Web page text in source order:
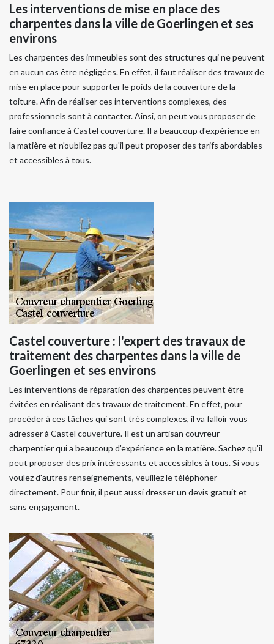
Les interventions de mise en place des
charpentes dans la ville de Goerlingen et ses
environs
Les charpentes des immeubles sont des structures qui ne peuvent
en aucun cas être négligées. En effet, il faut réaliser des travaux de
mise en place pour supporter le poids de la couverture de la
toiture. Afin de réaliser ces interventions complexes, des
professionnels sont à contacter. Ainsi, on peut vous proposer de
faire confiance à Castel couverture. Il a beaucoup d'expérience en
la matière et n'oubliez pas qu'il peut proposer des tarifs abordables
et accessibles à tous.
Castel couverture : l'expert des travaux de
traitement des charpentes dans la ville de
Goerlingen et ses environs
Les interventions de réparation des charpentes peuvent être
évitées en réalisant des travaux de traitement. En effet, pour
procéder à ces tâches qui sont très complexes, il va falloir vous
adresser à Castel couverture. Il est un artisan couvreur
charpentier qui a beaucoup d'expérience en la matière. Sachez qu'il
peut proposer des prix intéressants et accessibles à tous. Si vous
voulez d'autres renseignements, veuillez le téléphoner
directement. Pour finir, il peut aussi dresser un devis gratuit et
sans engagement.